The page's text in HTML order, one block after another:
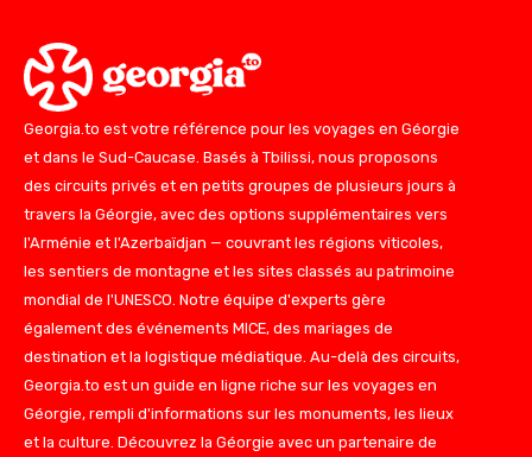
Georgia.to est votre référence pour les voyages en Géorgie
et dans le Sud-Caucase. Basés à Tbilissi, nous proposons
des circuits privés et en petits groupes de plusieurs jours à
travers la Géorgie, avec des options supplémentaires vers
l'Arménie et l'Azerbaïdjan — couvrant les régions viticoles,
les sentiers de montagne et les sites classés au patrimoine
mondial de l'UNESCO. Notre équipe d'experts gère
également des événements MICE, des mariages de
destination et la logistique médiatique. Au-delà des circuits,
Georgia.to est un guide en ligne riche sur les voyages en
Géorgie, rempli d'informations sur les monuments, les lieux
et la culture. Découvrez la Géorgie avec un partenaire de